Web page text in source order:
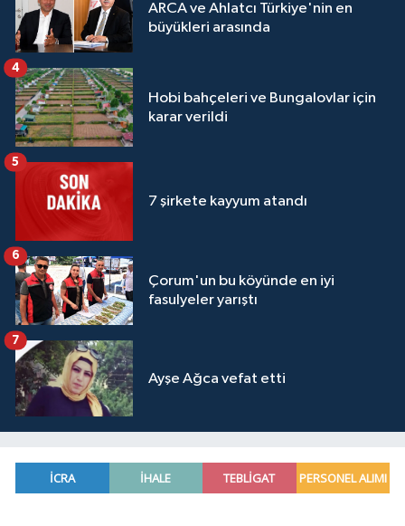
ARCA ve Ahlatcı Türkiye'nin en
büyükleri arasında
Hobi bahçeleri ve Bungalovlar için
karar verildi
4
7 şirkete kayyum atandı
5
Çorum'un bu köyünde en iyi
fasulyeler yarıştı
6
Ayşe Ağca vefat etti
7